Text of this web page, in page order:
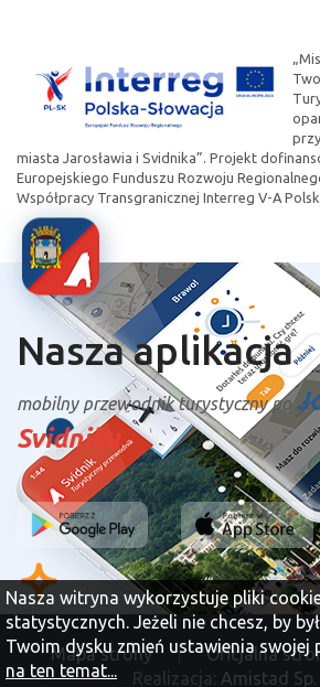
miasta Jarosławia i Svidnika”. Projekt
Europejskiego Funduszu Rozwoju
Współpracy Transgranicznej Interreg V-A
Nasza aplikacja
mobilny przewodnik turystyczny po
Svidniku
Mapa strony
Oficjalna
Realizacja: Amistad Sp.
Nasza witryna wykorzystuje pliki
statystycznych. Jeżeli nie chcesz, by
Twoim dysku zmień ustawienia swojej
na ten temat...